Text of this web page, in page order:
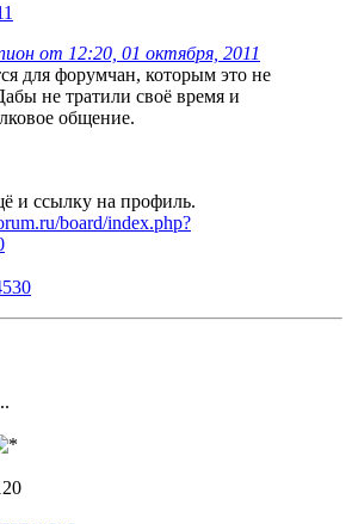
от 12:20, 01 октября, 2011
для форумчан, которым это не
не тратили своё время и
общение.
и ссылку на профиль.
board/index.php?